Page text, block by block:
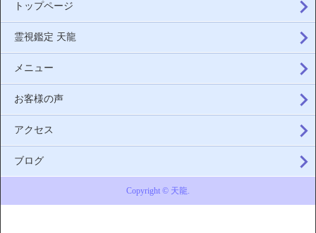
トップページ
霊視鑑定 天龍
メニュー
お客様の声
アクセス
ブログ
Copyright © 天龍.